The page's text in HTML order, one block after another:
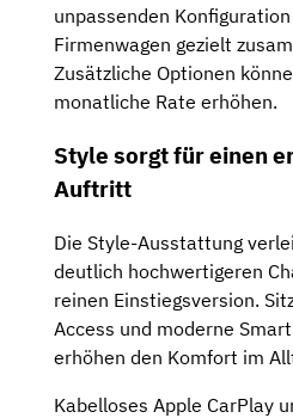
unpassenden
Firmenwagen gezielt
Zusätzliche Optionen
monatliche Rate erhöhen.
Style sorgt für einen
Auftritt
Die Style-Ausstattung
deutlich hochwertigeren
reinen Einstiegsversion.
Access und moderne
erhöhen den Komfort im
Kabelloses Apple CarPlay